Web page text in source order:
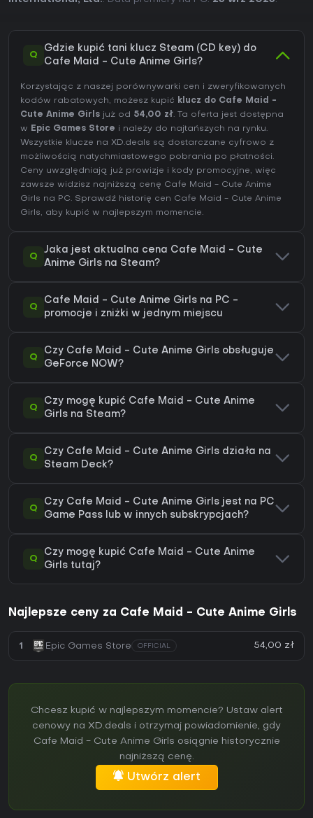
Q
Gdzie kupić tani klucz Steam (CD key) do
Cafe Maid - Cute Anime Girls?
Korzystając z naszej porównywarki cen i zweryfikowanych
kodów rabatowych, możesz kupić klucz do Cafe Maid -
Cute Anime Girls już od 54,00 zł. Ta oferta jest dostępna
w Epic Games Store i należy do najtańszych na rynku.
Wszystkie klucze na XD.deals są dostarczane cyfrowo z
możliwością natychmiastowego pobrania po płatności.
Ceny uwzględniają już prowizje i kody promocyjne, więc
zawsze widzisz najniższą cenę Cafe Maid - Cute Anime
Girls na PC. Sprawdź historię cen Cafe Maid - Cute Anime
Girls, aby kupić w najlepszym momencie.
Q
Jaka jest aktualna cena Cafe Maid - Cute
Anime Girls na Steam?
Q
Cafe Maid - Cute Anime Girls na PC -
promocje i zniżki w jednym miejscu
Q
Czy Cafe Maid - Cute Anime Girls obsługuje
GeForce NOW?
Q
Czy mogę kupić Cafe Maid - Cute Anime
Girls na Steam?
Q
Czy Cafe Maid - Cute Anime Girls działa na
Steam Deck?
Q
Czy Cafe Maid - Cute Anime Girls jest na PC
Game Pass lub w innych subskrypcjach?
Q
Czy mogę kupić Cafe Maid - Cute Anime
Girls tutaj?
Najlepsze ceny za Cafe Maid - Cute Anime Girls
1 Epic Games Store OFFICIAL 54,00 zł
Chcesz kupić w najlepszym momencie? Ustaw alert
cenowy na XD.deals i otrzymaj powiadomienie, gdy
Cafe Maid - Cute Anime Girls osiągnie historycznie
najniższą cenę.
Utwórz alert